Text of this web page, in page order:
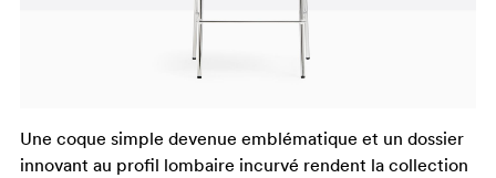
Une coque simple devenue emblématique et un dossier
innovant au profil lombaire incurvé rendent la collection